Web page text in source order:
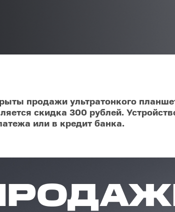
POCO M
Blackview
для дома
SIM
продажи ультратонкого
скидка 300 рублей.
или в кредит банка.